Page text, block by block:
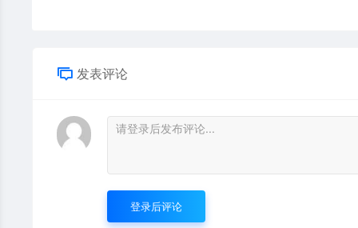
发表评论
登录后评论